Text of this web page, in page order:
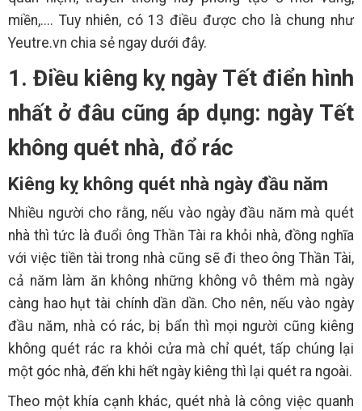
miền,.... Tuy nhiên, có 13 điều được cho là chung như
Yeutre.vn chia sẻ ngay dưới đây.
1. Điều kiêng kỵ ngày Tết điển hình
nhất ở đâu cũng áp dụng: ngày Tết
không quét nhà, đổ rác
Kiêng kỵ không quét nhà ngày đầu năm
Nhiều người cho rằng, nếu vào ngày đầu năm mà quét
nhà thì tức là đuổi ông Thần Tài ra khỏi nhà, đồng nghĩa
với việc tiền tài trong nhà cũng sẽ đi theo ông Thần Tài,
cả năm làm ăn không những không vô thêm mà ngày
càng hao hụt tài chính dần dần. Cho nên, nếu vào ngày
đầu năm, nhà có rác, bị bẩn thì mọi người cũng kiêng
không quét rác ra khỏi cửa mà chỉ quét, tấp chúng lại
một góc nhà, đến khi hết ngày kiêng thì lại quét ra ngoài.
Theo một khía cạnh khác, quét nhà là công việc quanh